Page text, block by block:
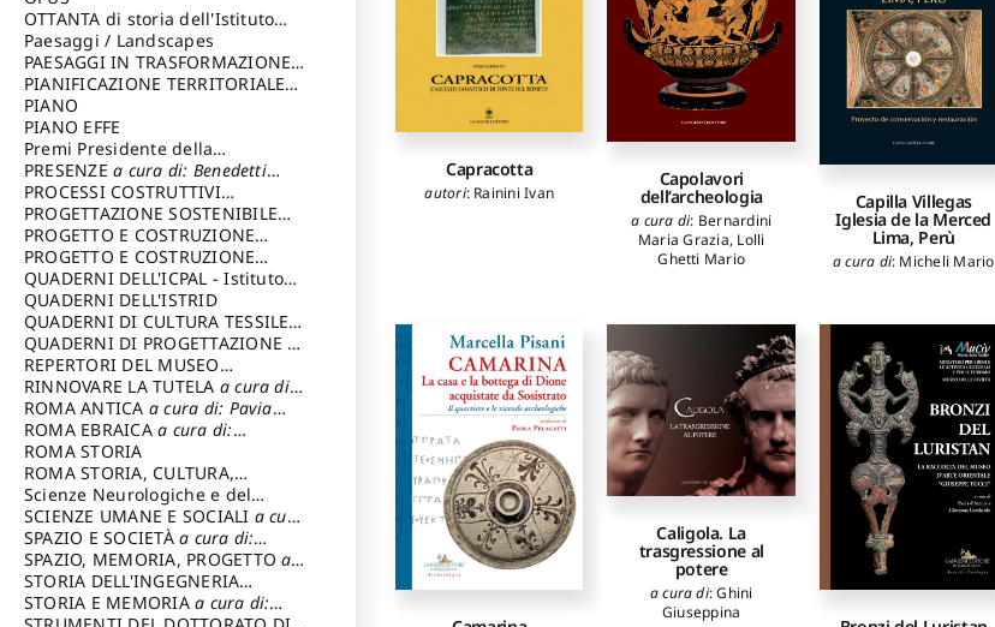
Capracotta
autori: Rainini Ivan
Capolavori
dell’archeologia
a cura di: Bernardini
Maria Grazia, Lolli
Ghetti Mario
Capilla Villegas
Iglesia de la Merced
Lima, Perù
a cura di: Micheli Mario
Caligola. La
trasgressione al
potere
a cura di:Ghini
Giuseppina
Francesco
OTTANTA di storia dell'Istituto
storia dell’Istitutoa cura di:
Cavalieri Patrizia
Paesaggi / Landscapes
PAESAGGI IN TRASFORMAZIONEa
cura di: Corti Enrico A.
PIANIFICAZIONE TERRITORIALE
URBANISTICA ED AMBIENTALE
cura di: Costa Enrico
PIANO
PIANO EFFE
Premi Presidente della
Repubblica
PRESENZEa cura di: Benedetti
Sandro
PROCESSI COSTRUTTIVI
DELL'ARCHITETTURAa cura di:
Ippoliti Alessandro
PROGETTAZIONE SOSTENIBILE
PARTECIPATA
PROGETTO E COSTRUZIONE
DELL’ARCHITETTURA
PROGETTO E COSTRUZIONE
SOSTENIBILE
QUADERNI DELL'ICPAL - Istituto
centrale per il restauro e la
conservazione del patrimonio
archivistico e librario
QUADERNI DELL'ISTRID
QUADERNI DI CULTURA TESSILEa
cura di: Crispolti Livia
QUADERNI DI PROGETTAZIONE a
cura di: Giura Longo Tommaso
REPERTORI DEL MUSEO
CENTRALE DEL RISORGIMENTOa
cura di: Pizzo Marco
RINNOVARE LA TUTELA a cura di:
Cicalò Enrico
ROMA ANTICA a cura di: Pavia
Carlo
ROMA EBRAICAa cura di:
Procaccia Claudio
ROMA STORIA
ROMA STORIA, CULTURA,
IMMAGINEa cura di: Fagiolo
Marcello
Scienze Neurologiche e del
Comportamento
SCIENZE UMANE E SOCIALI a cura
di: Iannizzi Salvatore
SPAZIO E SOCIETÀa cura di:
Cassetti Roberto
SPAZIO, MEMORIA, PROGETTOa
cura di: Rossi Massimo
STORIA DELL'INGEGNERIA
STRUTTURALE IN ITALIAa cura di:
STORIA E MEMORIAa cura di: